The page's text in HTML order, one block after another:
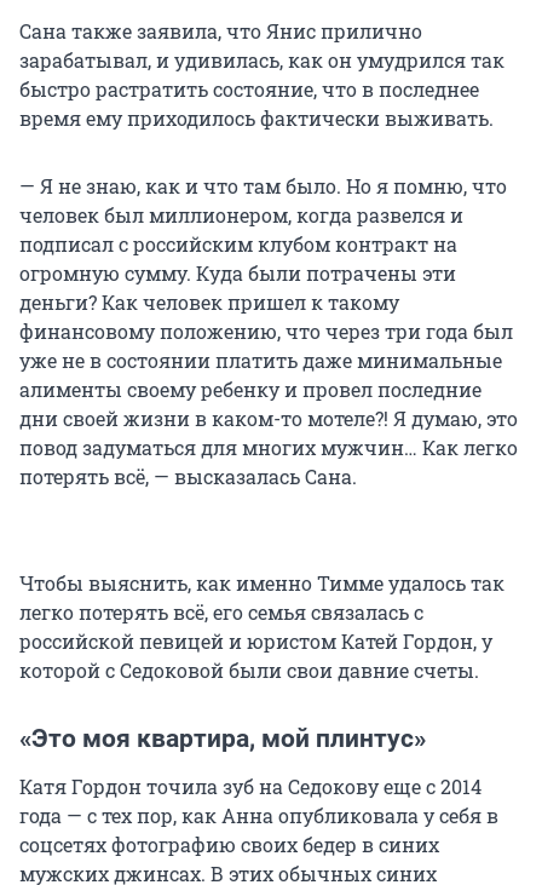
Сана также заявила, что Янис прилично
зарабатывал, и удивилась, как он умудрился так
быстро растратить состояние, что в последнее
время ему приходилось фактически выживать.
— Я не знаю, как и что там было. Но я помню, что
человек был миллионером, когда развелся и
подписал с российским клубом контракт на
огромную сумму. Куда были потрачены эти
деньги? Как человек пришел к такому
финансовому положению, что через три года был
уже не в состоянии платить даже минимальные
алименты своему ребенку и провел последние
дни своей жизни в каком-то мотеле?! Я думаю, это
повод задуматься для многих мужчин… Как легко
потерять всё, — высказалась Сана.
Чтобы выяснить, как именно Тимме удалось так
легко потерять всё, его семья связалась с
российской певицей и юристом Катей Гордон, у
которой с Седоковой были свои давние счеты.
«Это моя квартира, мой плинтус»
Катя Гордон точила зуб на Седокову еще с 2014
года — с тех пор, как Анна опубликовала у себя в
соцсетях фотографию своих бедер в синих
мужских джинсах. В этих обычных синих